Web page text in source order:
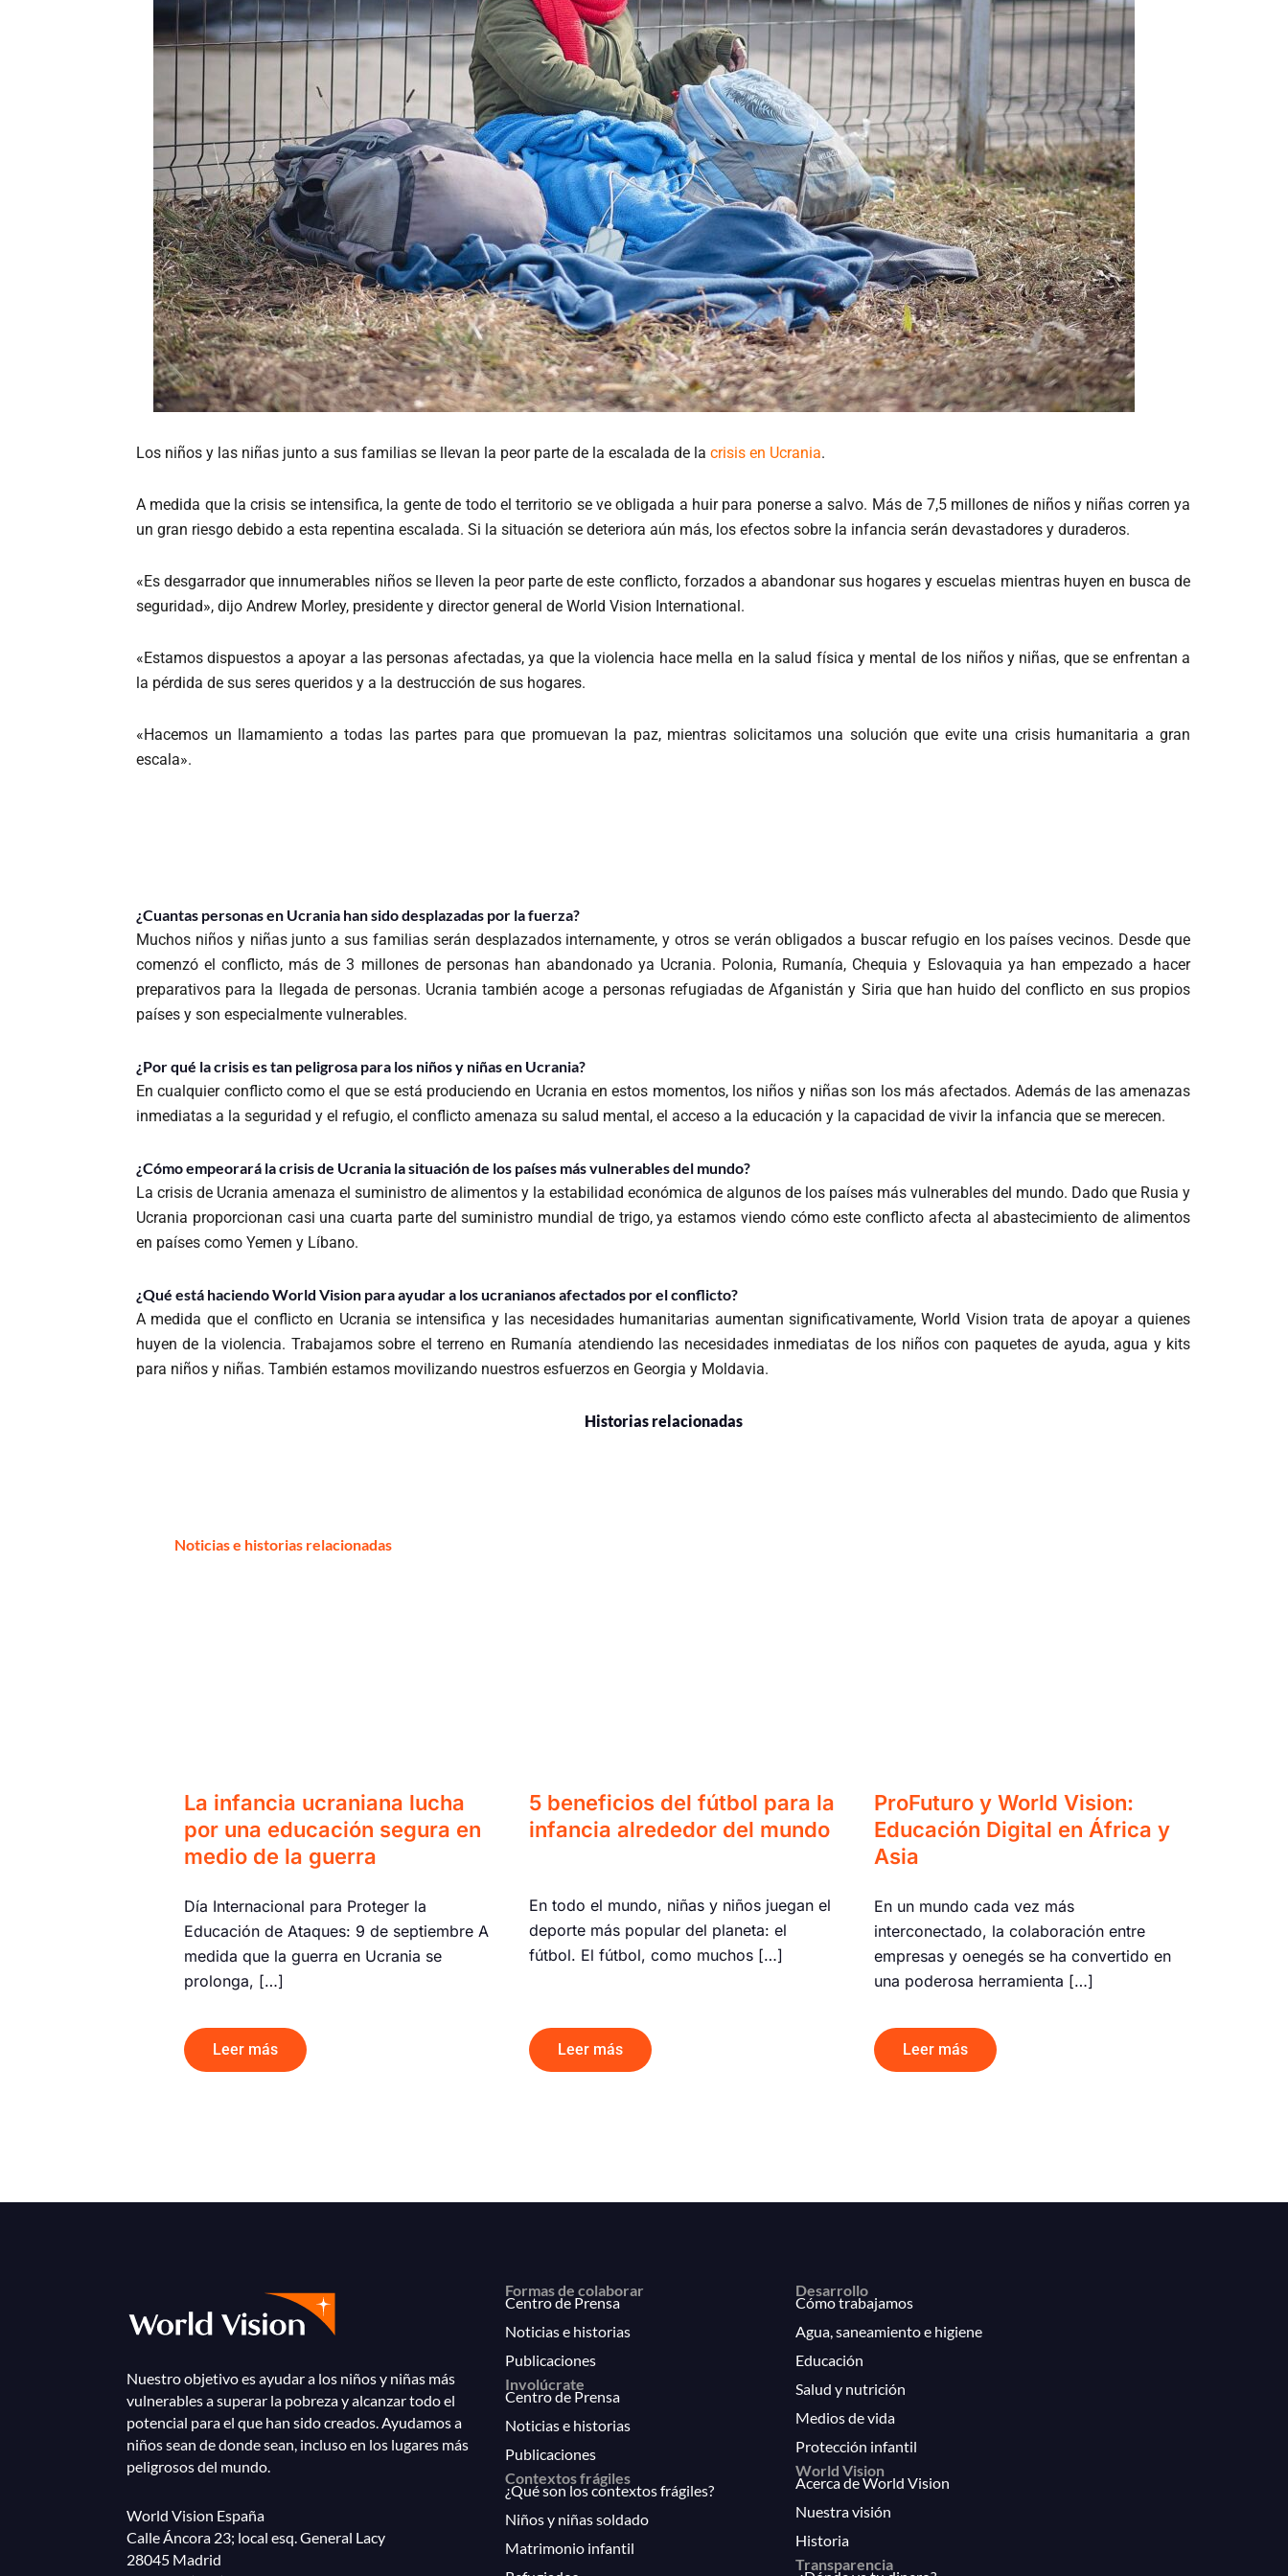
Los niños y las niñas junto a sus familias se llevan la peor parte de la escalada de la crisis en Ucrania.
A medida que la crisis se intensifica, la gente de todo el territorio se ve obligada a huir para ponerse a salvo. Más de 7,5 millones de niños y niñas corren ya
un gran riesgo debido a esta repentina escalada. Si la situación se deteriora aún más, los efectos sobre la infancia serán devastadores y duraderos.
«Es desgarrador que innumerables niños se lleven la peor parte de este conflicto, forzados a abandonar sus hogares y escuelas mientras huyen en busca de
seguridad», dijo Andrew Morley, presidente y director general de World Vision International.
«Estamos dispuestos a apoyar a las personas afectadas, ya que la violencia hace mella en la salud física y mental de los niños y niñas, que se enfrentan a
la pérdida de sus seres queridos y a la destrucción de sus hogares.
«Hacemos un llamamiento a todas las partes para que promuevan la paz, mientras solicitamos una solución que evite una crisis humanitaria a gran
escala».
¿Cuantas personas en Ucrania han sido desplazadas por la fuerza?
Muchos niños y niñas junto a sus familias serán desplazados internamente, y otros se verán obligados a buscar refugio en los países vecinos. Desde que
comenzó el conflicto, más de 3 millones de personas han abandonado ya Ucrania. Polonia, Rumanía, Chequia y Eslovaquia ya han empezado a hacer
preparativos para la llegada de personas. Ucrania también acoge a personas refugiadas de Afganistán y Siria que han huido del conflicto en sus propios
países y son especialmente vulnerables.
¿Por qué la crisis es tan peligrosa para los niños y niñas en Ucrania?
En cualquier conflicto como el que se está produciendo en Ucrania en estos momentos, los niños y niñas son los más afectados. Además de las amenazas
inmediatas a la seguridad y el refugio, el conflicto amenaza su salud mental, el acceso a la educación y la capacidad de vivir la infancia que se merecen.
¿Cómo empeorará la crisis de Ucrania la situación de los países más vulnerables del mundo?
La crisis de Ucrania amenaza el suministro de alimentos y la estabilidad económica de algunos de los países más vulnerables del mundo. Dado que Rusia y
Ucrania proporcionan casi una cuarta parte del suministro mundial de trigo, ya estamos viendo cómo este conflicto afecta al abastecimiento de alimentos
en países como Yemen y Líbano.
¿Qué está haciendo World Vision para ayudar a los ucranianos afectados por el conflicto?
A medida que el conflicto en Ucrania se intensifica y las necesidades humanitarias aumentan significativamente, World Vision trata de apoyar a quienes
huyen de la violencia. Trabajamos sobre el terreno en Rumanía atendiendo las necesidades inmediatas de los niños con paquetes de ayuda, agua y kits
para niños y niñas. También estamos movilizando nuestros esfuerzos en Georgia y Moldavia.
Historias relacionadas
Noticias e historias relacionadas
La infancia ucraniana lucha
por una educación segura en
medio de la guerra
Día Internacional para Proteger la
Educación de Ataques: 9 de septiembre A
medida que la guerra en Ucrania se
prolonga, […]
Leer más
5 beneficios del fútbol para la
infancia alrededor del mundo
En todo el mundo, niñas y niños juegan el
deporte más popular del planeta: el
fútbol. El fútbol, como muchos […]
Leer más
ProFuturo y World Vision:
Educación Digital en África y
Asia
En un mundo cada vez más
interconectado, la colaboración entre
empresas y oenegés se ha convertido en
una poderosa herramienta […]
Leer más
Nuestro objetivo es ayudar a los niños y niñas más
vulnerables a superar la pobreza y alcanzar todo el
potencial para el que han sido creados. Ayudamos a
niños sean de donde sean, incluso en los lugares más
peligrosos del mundo.
World Vision España
Calle Áncora 23; local esq. General Lacy
28045 Madrid
Formas de colaborar
Centro de Prensa
Noticias e historias
Publicaciones
Involúcrate
Centro de Prensa
Noticias e historias
Publicaciones
Contextos frágiles
¿Qué son los contextos frágiles?
Niños y niñas soldado
Matrimonio infantil
Desarrollo
Cómo trabajamos
Agua, saneamiento e higiene
Educación
Salud y nutrición
Medios de vida
Protección infantil
World Vision
Acerca de World Vision
Nuestra visión
Historia
Transparencia